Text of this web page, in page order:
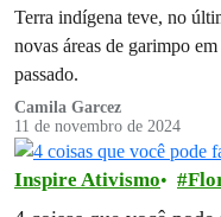
Terra indígena teve, no
novas áreas de garimpo
passado.
Camila Garcez
11 de novembro de 2024
Inspire Ativismo